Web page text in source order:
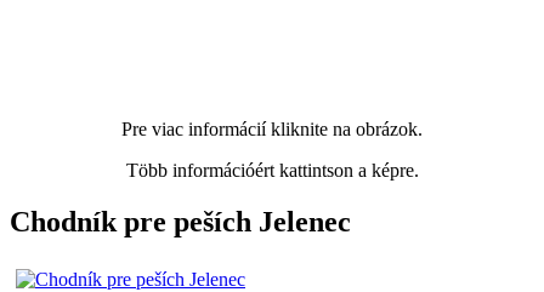
Pre viac informácií kliknite na obrázok.
Több információért kattintson a képre.
Chodník pre peších Jelenec